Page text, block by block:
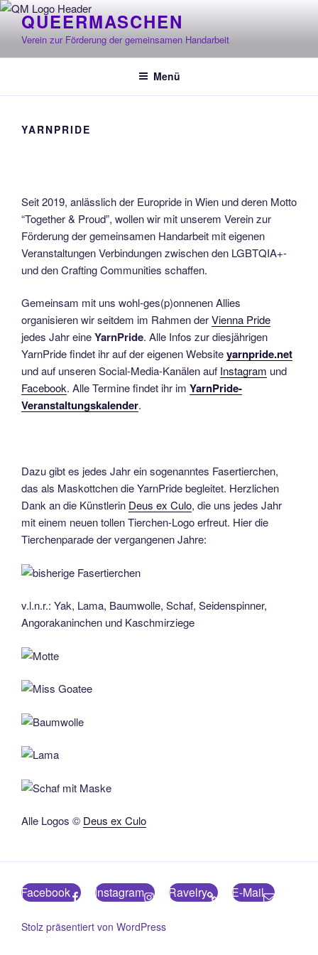
Zum
Inhalt
springen
QUEERMASCHEN
Verein zur Förderung der gemeinsamen Handarbeit
Menü
YARNPRIDE
Seit 2019, anlässlich der Europride in Wien und deren Motto
“Together & Proud”, wollen wir mit unserem Verein zur
Förderung der gemeinsamen Handarbeit mit eigenen
Veranstaltungen Verbindungen zwischen den LGBTQIA+-
und den Crafting Communities schaffen.
Gemeinsam mit uns wohl-ges(p)onnenen Allies
organisieren wir seitdem im Rahmen derVienna Pride
jedes Jahr eineYarnPride. Alle Infos zur diesjährigen
YarnPride findet ihr auf der eigenen Websiteyarnpride.net
und auf unseren Social-Media-Kanälen auf Instagram und
Facebook. Alle Termine findet ihr im YarnPride-
Veranstaltungskalender.
Dazu gibt es jedes Jahr ein sogenanntes Fasertierchen,
das als Maskottchen die YarnPride begleitet. Herzlichen
Dank an die Künstlerin Deus ex Culo, die uns jedes Jahr
mit einem neuen tollen Tierchen-Logo erfreut. Hier die
Tierchenparade der vergangenen Jahre:
v.l.n.r.: Yak, Lama, Baumwolle, Schaf, Seidenspinner,
Angorakaninchen und Kaschmirziege
Alle Logos © Deus ex Culo
Facebook Instagram Ravelry E-Mail
Stolz präsentiert von WordPress